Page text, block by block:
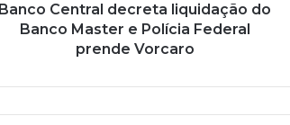
Banco Central decreta liquidação do
Banco Master e Polícia Federal
prende Vorcaro